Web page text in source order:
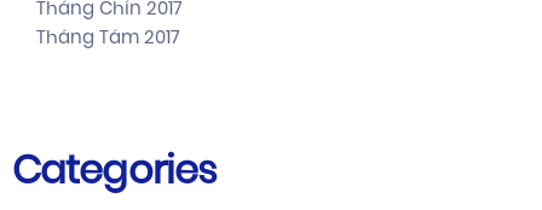
Tháng Chín 2017
Tháng Tám 2017
Categories